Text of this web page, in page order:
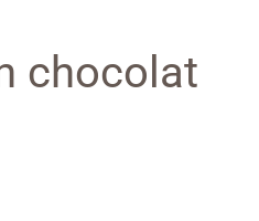
chocolat